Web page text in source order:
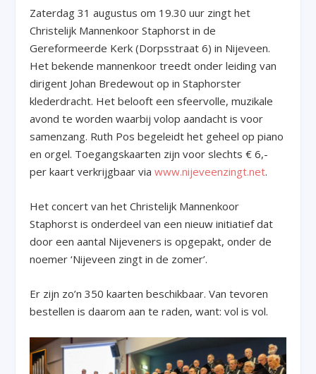
Zaterdag 31 augustus om 19.30 uur zingt het
Christelijk Mannenkoor Staphorst in de
Gereformeerde Kerk (Dorpsstraat 6) in Nijeveen.
Het bekende mannenkoor treedt onder leiding van
dirigent Johan Bredewout op in Staphorster
klederdracht. Het belooft een sfeervolle, muzikale
avond te worden waarbij volop aandacht is voor
samenzang. Ruth Pos begeleidt het geheel op piano
en orgel. Toegangskaarten zijn voor slechts € 6,-
per kaart verkrijgbaar viawww.nijeveenzingt.net.
Het concert van het Christelijk Mannenkoor
Staphorst is onderdeel van een nieuw initiatief dat
door een aantal Nijeveners is opgepakt, onder de
noemer ‘Nijeveen zingt in de zomer’.
Er zijn zo’n 350 kaarten beschikbaar. Van tevoren
bestellen is daarom aan te raden, want: vol is vol.